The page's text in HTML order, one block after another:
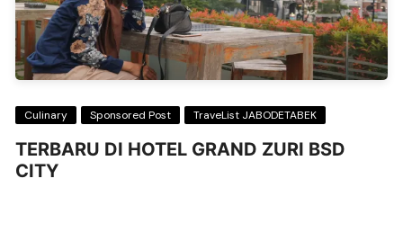
Culinary Sponsored Post TraveList JABODETABEK
TERBARU DI HOTEL GRAND ZURI BSD
CITY